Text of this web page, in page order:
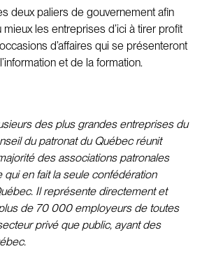
deux paliers de gouvernement afin
les entreprises d’ici à tirer profit
d’affaires qui se présenteront
et de la formation.
des plus grandes entreprises du
du patronat du Québec réunit
des associations patronales
qui en fait la seule confédération
Il représente directement et
de 70 000 employeurs de toutes
privé que public, ayant des